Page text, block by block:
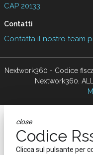
CAP 20133
Contatti
Contatta il nostro team
Nextwork360 - Codice
Nextwork360. ALL
close
Codice
Clicca sul pulsante per